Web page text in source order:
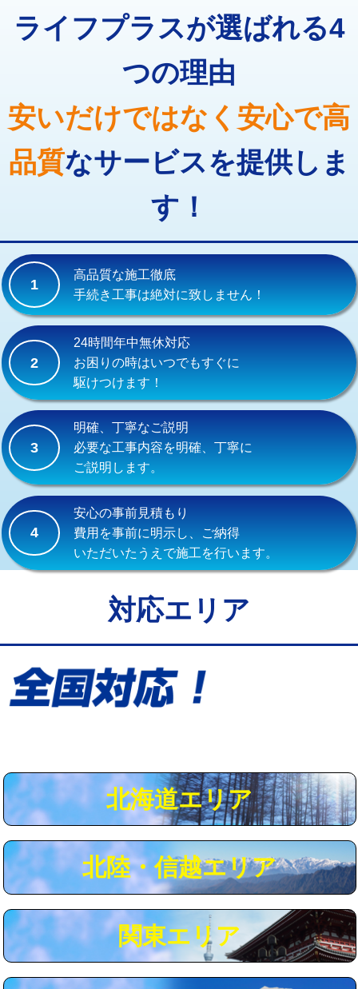
モルタル補修（厚さ10㎝まで） 27,500円
16,500円
廃棄・処分 現場見積
止水・漏水調査・防水処理・清掃・修
11,000円
止水・漏水調査・防水処理・清掃・修
22,000円
止水・漏水調査・防水処理・清掃・修
理・調整・分解・加工など（重作業）
33,000円
その他部品の脱着 8,800円～
交換・取付(単水栓（壁付・デッキ
式）)
13,200円+材料費
交換・取付(混合水栓（壁付・デッキ
式・ワンホール）)
16,500円+材料費
交換・取付(排水栓・排水トラップ
（P/S/ポップアップ））
交換・取付（その他部品）
持込商品取付（単水栓）
持込商品取付（混合水栓） 16,500円
持込商品取付（浄水器・分岐水栓） 16,500円
給水管工事※（ホール加工)
給水管工事※（バンド止め) 3,300円
給水管工事※（保温材使用（バンド止
5,500円
給水管工事※（土の掘削・埋め戻し作
業)
用（追加）/3ｍ超え)
給水管工事※（ライニング鋼管・銅
44,000円
給水管工事※（ライニング鋼管・銅
管・ポリ管・HT管使用/3ｍ超え)
+8,800円
マス交換（土の掘削・埋め戻し作業） 11,000円~
マス交換（深さ50㎝未満） 55,000円
マス交換（深さ50㎝以上） 66,000円
ライフプラスが選ばれる4
つの理由
安いだけではなく安心で高
品質なサービスを提供しま
す！
1
高品質な施工徹底
手続き工事は絶対に致しません！
2
24時間年中無休対応
お困りの時はいつでもすぐに
駆けつけます！
3
明確、丁寧なご説明
必要な工事内容を明確、丁寧に
ご説明します。
4
安心の事前見積もり
費用を事前に明示し、ご納得
いただいたうえで施工を行います。
対応エリア
北海道エリア
北陸・信越エリア
関東エリア